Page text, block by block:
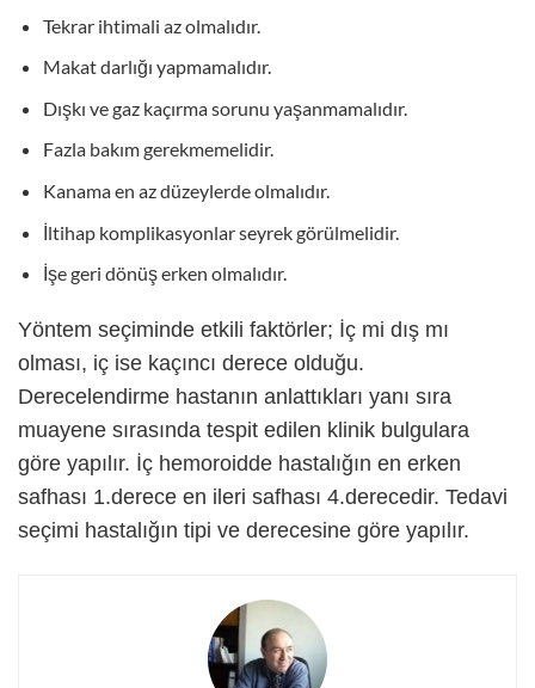
Tekrar ihtimali az olmalıdır.
Makat darlığı yapmamalıdır.
Dışkı ve gaz kaçırma sorunu yaşanmamalıdır.
Fazla bakım gerekmemelidir.
Kanama en az düzeylerde olmalıdır.
İltihap komplikasyonlar seyrek görülmelidir.
İşe geri dönüş erken olmalıdır.
Yöntem seçiminde etkili faktörler; İç mi dış mı
olması, iç ise kaçıncı derece olduğu.
Derecelendirme hastanın anlattıkları yanı sıra
muayene sırasında tespit edilen klinik bulgulara
göre yapılır. İç hemoroidde hastalığın en erken
safhası 1.derece en ileri safhası 4.derecedir. Tedavi
seçimi hastalığın tipi ve derecesine göre yapılır.